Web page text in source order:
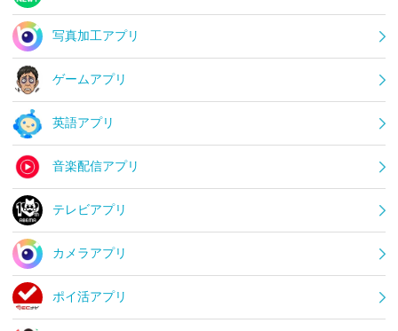
写真加工アプリ
ゲームアプリ
英語アプリ
音楽配信アプリ
テレビアプリ
カメラアプリ
ポイ活アプリ